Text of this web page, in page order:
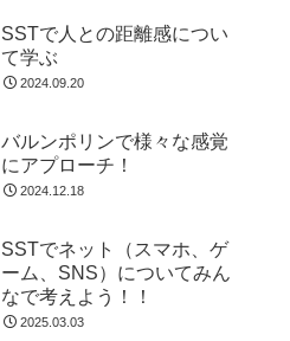
SSTで人との距離感につい
て学ぶ
2024.09.20
バルンポリンで様々な感覚
にアプローチ！
2024.12.18
SSTでネット（スマホ、ゲ
ーム、SNS）についてみん
なで考えよう！！
2025.03.03